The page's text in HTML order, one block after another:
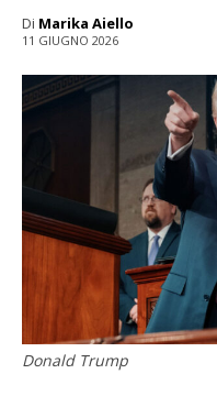
Di Marika Aiello
11 GIUGNO 2026
Donald Trump